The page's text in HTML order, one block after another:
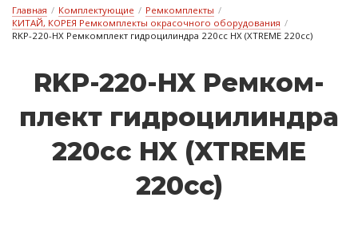
Главная / Комплектующие / Ремкомплекты /
КИТАЙ, КОРЕЯ Ремкомплекты окрасочного оборудования /
RKP-220-HX Ремкомплект гидроцилиндра 220сс HX (XTREME 220cc)
RKP-220-HX Рем­ком­
плект гид­ро­ци­лин­дра
220сс HX (XTREME
220cc)